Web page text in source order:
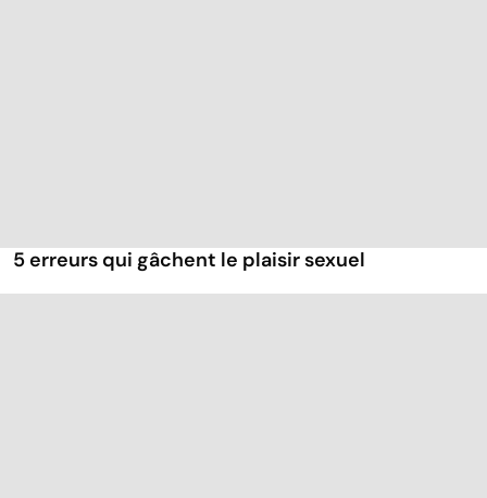
5 erreurs qui gâchent le plaisir sexuel